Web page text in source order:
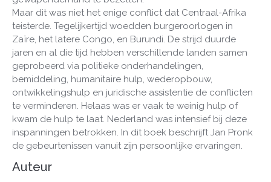
Maar dit was niet het enige conflict dat Centraal-Afrika
teisterde. Tegelijkertijd woedden burgeroorlogen in
Zaïre, het latere Congo, en Burundi. De strijd duurde
jaren en al die tijd hebben verschillende landen samen
geprobeerd via politieke onderhandelingen,
bemiddeling, humanitaire hulp, wederopbouw,
ontwikkelingshulp en juridische assistentie de conflicten
te verminderen. Helaas was er vaak te weinig hulp of
kwam de hulp te laat. Nederland was intensief bij deze
inspanningen betrokken. In dit boek beschrijft Jan Pronk
de gebeurtenissen vanuit zijn persoonlijke ervaringen.
Auteur